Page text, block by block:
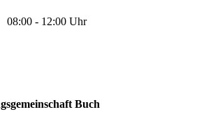
08:00 - 12:00 Uhr
Buch